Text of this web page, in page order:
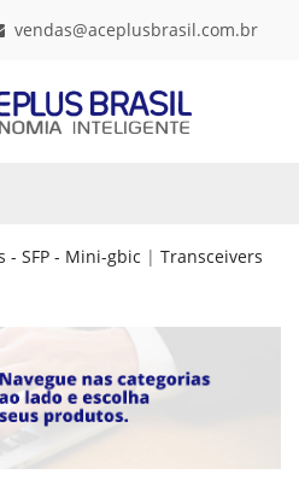
vendas@aceplusbrasil.com.br
- SFP - Mini-gbic | Transceivers